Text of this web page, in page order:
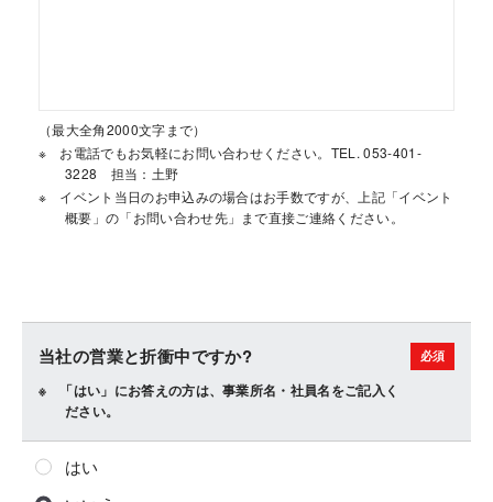
（最大全角2000文字まで）
お電話でもお気軽にお問い合わせください。TEL. 053-401-
3228 担当：土野
イベント当日のお申込みの場合はお手数ですが、上記「イベント
概要」の「お問い合わせ先」まで直接ご連絡ください。
当社の営業と折衝中ですか?
「はい」にお答えの方は、事業所名・社員名をご記入く
ださい。
はい